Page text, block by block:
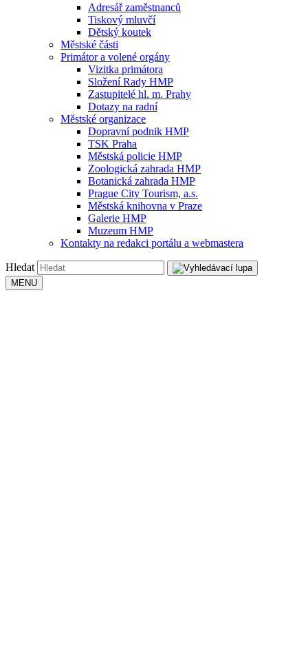
Adresář zaměstnanců
Tiskový mluvčí
Dětský koutek
Městské části
Primátor a volené orgány
Vizitka primátora
Složení Rady HMP
Zastupitelé hl. m. Prahy
Dotazy na radní
Městské organizace
Dopravní podnik HMP
TSK Praha
Městská policie HMP
Zoologická zahrada HMP
Botanická zahrada HMP
Prague City Tourism, a.s.
Městská knihovna v Praze
Galerie HMP
Muzeum HMP
Kontakty na redakci portálu a webmastera
Hledat
MENU